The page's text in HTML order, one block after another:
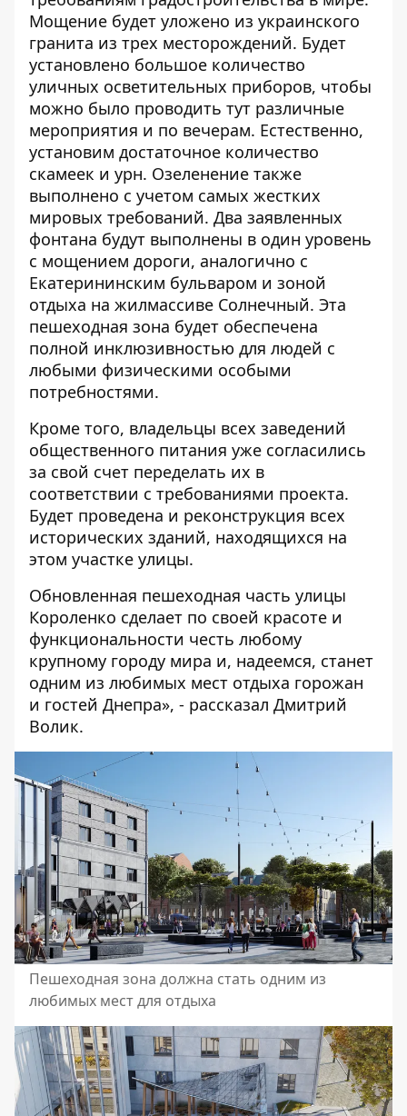
Мощение будет уложено из украинского
гранита из трех месторождений. Будет
установлено большое количество
уличных осветительных приборов, чтобы
можно было проводить тут различные
мероприятия и по вечерам. Естественно,
установим достаточное количество
скамеек и урн. Озеленение также
выполнено с учетом самых жестких
мировых требований. Два заявленных
фонтана будут выполнены в один уровень
с мощением дороги, аналогично с
Екатерининским бульваром и зоной
отдыха на жилмассиве Солнечный. Эта
пешеходная зона будет обеспечена
полной инклюзивностью для людей с
любыми физическими особыми
потребностями.
Кроме того, владельцы всех заведений
общественного питания уже согласились
за свой счет переделать их в
соответствии с требованиями проекта.
Будет проведена и реконструкция всех
исторических зданий, находящихся на
этом участке улицы.
Обновленная пешеходная часть улицы
Короленко сделает по своей красоте и
функциональности честь любому
крупному городу мира и, надеемся, станет
одним из любимых мест отдыха горожан
и гостей Днепра», - рассказал Дмитрий
Волик.
Пешеходная зона должна стать одним из
любимых мест для отдыха